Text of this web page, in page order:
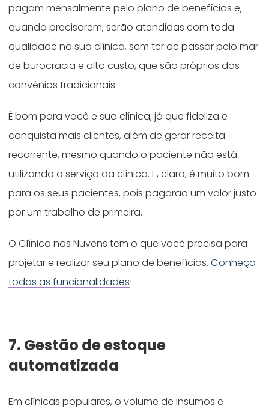
pagam mensalmente pelo plano de benefícios e,
quando precisarem, serão atendidas com toda
qualidade na sua clínica, sem ter de passar pelo mar
de burocracia e alto custo, que são próprios dos
convênios tradicionais.
É bom para você e sua clínica, já que fideliza e
conquista mais clientes, além de gerar receita
recorrente, mesmo quando o paciente não está
utilizando o serviço da clínica. E, claro, é muito bom
para os seus pacientes, pois pagarão um valor justo
por um trabalho de primeira.
O Clínica nas Nuvens tem o que você precisa para
projetar e realizar seu plano de benefícios.Conheça
todas as funcionalidades!
7. Gestão de estoque
automatizada
Em clínicas populares, o volume de insumos e